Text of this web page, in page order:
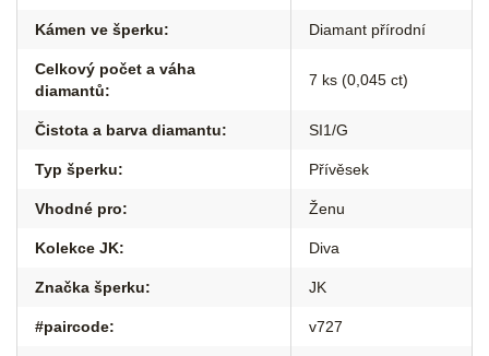
Kámen ve šperku: Diamant přírodní
Celkový počet a váha
diamantů:
7 ks (0,045 ct)
Čistota a barva diamantu: SI1/G
Typ šperku: Přívěsek
Vhodné pro: Ženu
Kolekce JK: Diva
Značka šperku: JK
#paircode: v727